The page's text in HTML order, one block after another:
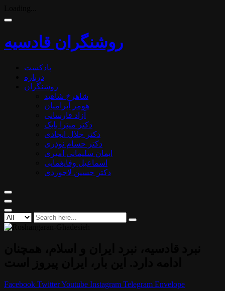
روشنگران قادسیه
پادکست
درباره
روشنگران
شاهرخ شاهید
هومر آبرامیان
آزاد فارسانی
دکتر میترا بابک
دکتر جلال ایجادی
دکتر حسام نوذری
ایمان سلیمانی امیری
اسماعیل وفایغمایی
دکتر حسین لاجوردی
Facebook TwitterYoutube Instagram Telegram Envelope